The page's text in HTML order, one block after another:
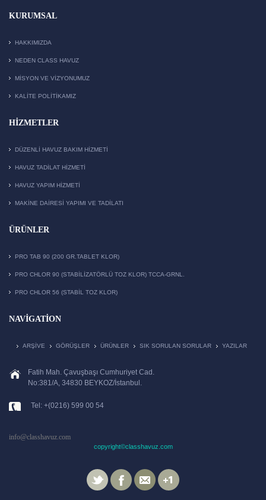
KURUMSAL
HAKKIMIZDA
NEDEN CLASS HAVUZ
MISYON VE VIZYONUMUZ
KALITE POLITIKAMIZ
HIZMETLER
DÜZENLI HAVUZ BAKIM HIZMETI
HAVUZ TADILAT HIZMETI
HAVUZ YAPIM HIZMETI
MAKİNE DAİRESİ YAPIMI VE TADİLATI
ÜRÜNLER
PRO TAB 90 (200 GR.TABLET KLOR)
PRO CHLOR 90 (STABILIZATÖRLÜ TOZ KLOR) TCCA-GRNL.
PRO CHLOR 56 (STABIL TOZ KLOR)
NAVIGATION
ARŞIVE GÖRÜŞLER ÜRÜNLER SIK SORULAN SORULAR YAZILAR
Fatih Mah. Çavuşbaşı Cumhuriyet Cad.
No:381/A, 34830 BEYKOZ/İstanbul.
Tel: +(0216) 599 00 54
info@classhavuz.com
copyright©classhavuz.com